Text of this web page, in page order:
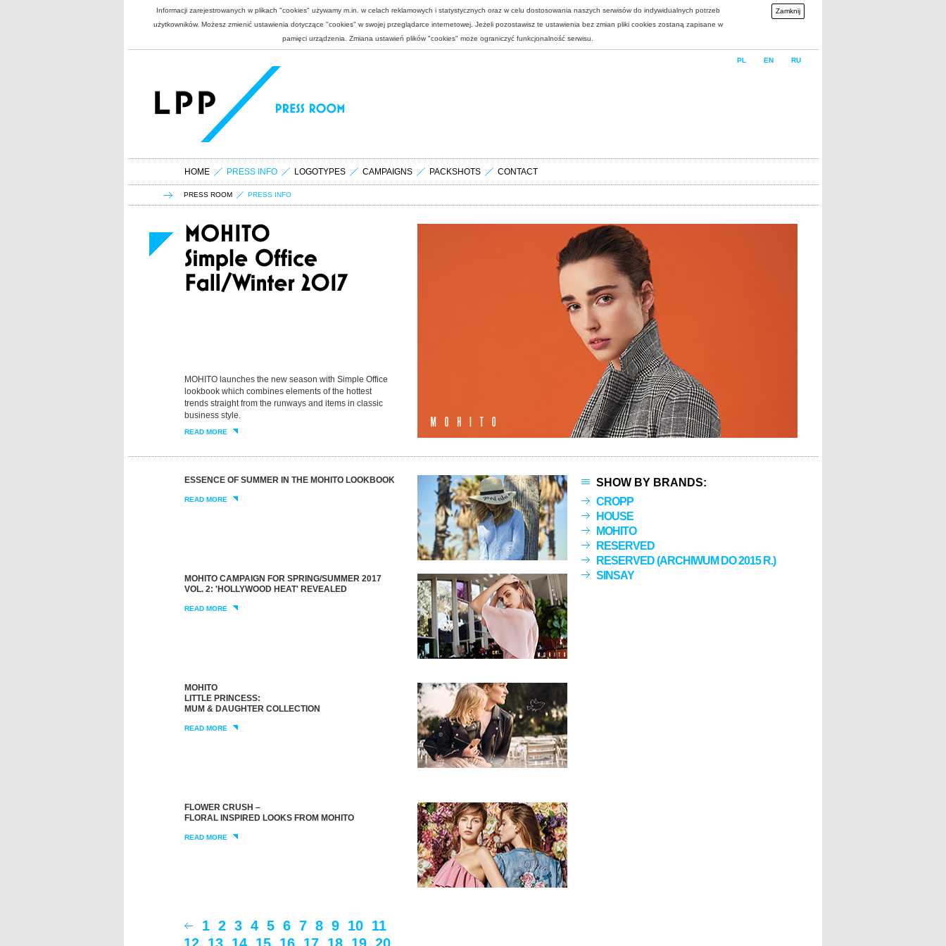
Informacji zarejestrowanych w plikach "cookies" używamy m.in. w celach reklamowych i statystycznych oraz w celu dostosowania naszych serwisów do indywidualnych potrzeb
użytkowników. Możesz zmienić ustawienia dotyczące "cookies" w swojej przeglądarce internetowej. Jeżeli pozostawisz te ustawienia bez zmian pliki cookies zostaną zapisane w
pamięci urządzenia. Zmiana ustawień plików "cookies" może ograniczyć funkcjonalność serwisu.
Zamknij
PL EN RU
HOME PRESS INFO LOGOTYPES CAMPAIGNS PACKSHOTS CONTACT
PRESS ROOM PRESS INFO
MOHITO launches the new season with Simple Office
lookbook which combines elements of the hottest
trends straight from the runways and items in classic
business style.
READ MORE
ESSENCE OF SUMMER IN THE MOHITO LOOKBOOK
READ MORE
MOHITO CAMPAIGN FOR SPRING/SUMMER 2017
VOL. 2: 'HOLLYWOOD HEAT' REVEALED
READ MORE
MOHITO
LITTLE PRINCESS:
MUM & DAUGHTER COLLECTION
READ MORE
FLOWER CRUSH –
FLORAL INSPIRED LOOKS FROM MOHITO
READ MORE
1 2 3 4 5 6 7 8 9 10
11
SHOW BY BRANDS:
CROPP
HOUSE
MOHITO
RESERVED
RESERVED (ARCHIWUM DO 2015 R.)
SINSAY